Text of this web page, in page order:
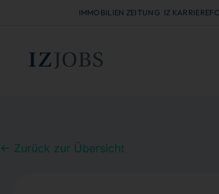
IMMOBILIEN ZEITUNG IZ
← Zurück zur Übersicht